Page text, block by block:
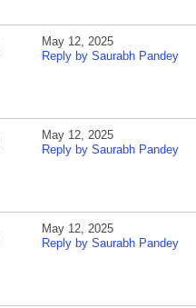
May 12, 2025
Reply by Saurabh Pandey
May 12, 2025
Reply by Saurabh Pandey
May 12, 2025
Reply by Saurabh Pandey